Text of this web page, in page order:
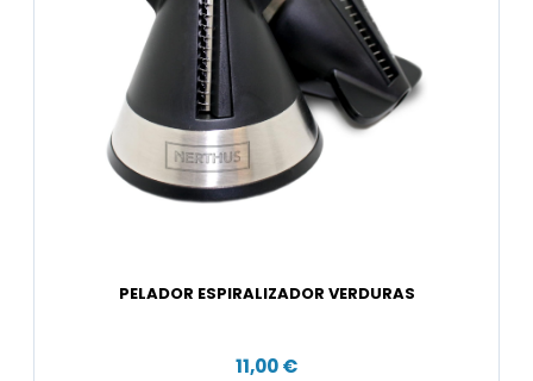
PELADOR ESPIRALIZADOR VERDURAS
11,00 €